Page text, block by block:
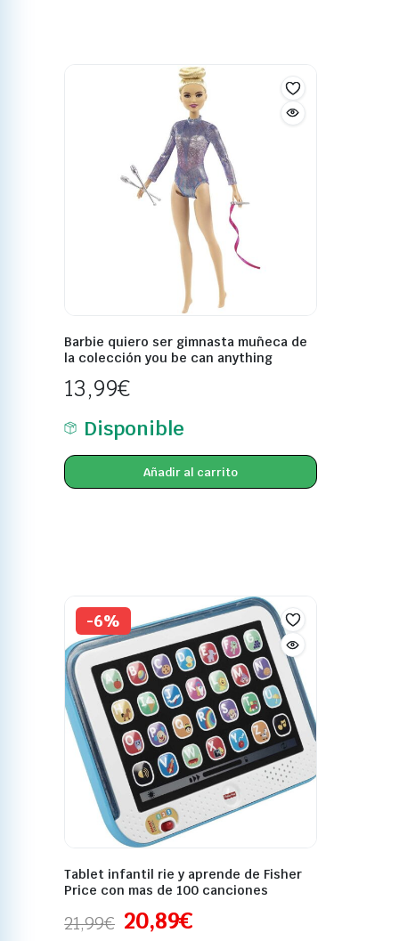
Barbie quiero ser gimnasta muñeca de
la colección you be can anything
13,99€
Disponible
Añadir al carrito
-6%
Tablet infantil rie y aprende de Fisher
Price con mas de 100 canciones
21,99€ 20,89€